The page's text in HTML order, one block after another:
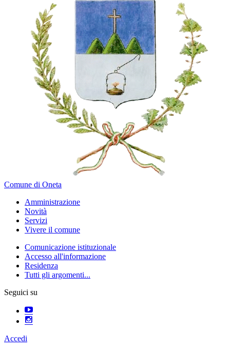
Comune di Oneta
Amministrazione
Novità
Servizi
Vivere il comune
Comunicazione istituzionale
Accesso all'informazione
Residenza
Tutti gli argomenti...
Seguici su
Accedi